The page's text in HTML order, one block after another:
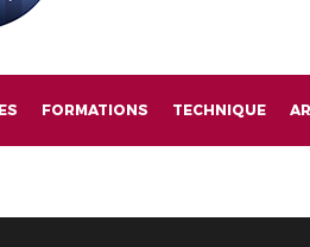
FORMATIONS TECHNIQUE